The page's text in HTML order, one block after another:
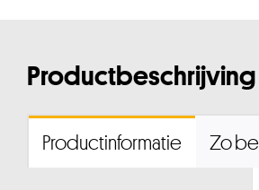
Productbeschrijving
Productinformatie Zo